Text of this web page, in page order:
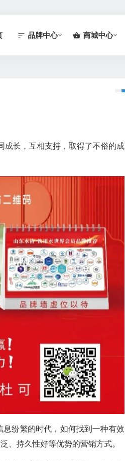
品牌中心 商城中心
成长，互相支持，取得了不俗的成
纷繁的时代，如何找到一种有效
、持久性好等优势的营销方式。